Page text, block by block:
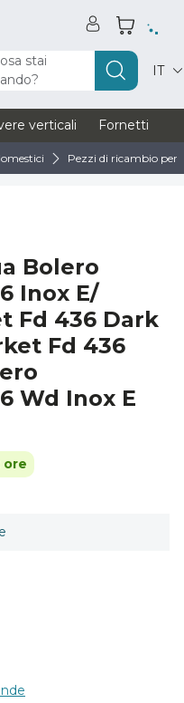
stai
IT
verticali Fornetti
Pezzi di ricambio per
Bolero
Inox E/
Fd 436 Dark
Fd 436
Wd Inox E
ore